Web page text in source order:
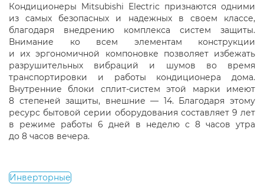
Кондиционеры Mitsubishi Electric признаются одними
из самых безопасных и надежных в своем классе,
благодаря внедрению комплекса систем защиты.
Внимание ко всем элементам конструкции
и их эргономичной компоновке позволяет избежать
разрушительных вибраций и шумов во время
транспортировки и работы кондиционера дома.
Внутренние блоки сплит-систем этой марки имеют
8 степеней защиты, внешние — 14. Благодаря этому
ресурс бытовой серии оборудования составляет 9 лет
в режиме работы 6 дней в неделю с 8 часов утра
до 8 часов вечера.
Инверторные